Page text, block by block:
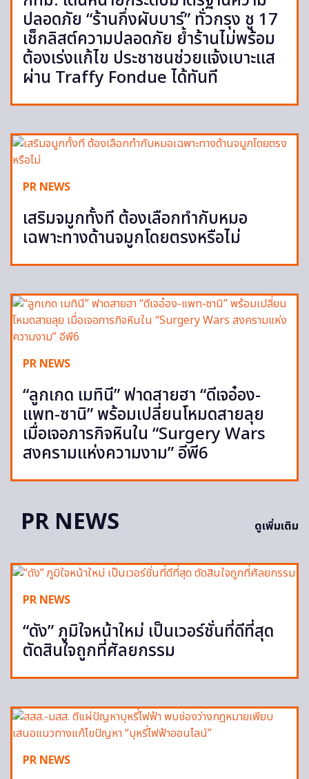
ปลอดภัย “ร้านกึ่งผับบาร์” ทั่วกรุง ชู 17
เช็กลิสต์ความปลอดภัย ย้ำร้านไม่พร้อม
ต้องเร่งแก้ไข ประชาชนช่วยแจ้งเบาะแส
ผ่าน Traffy Fondue ได้ทันที
PR NEWS
เสริมจมูกทั้งที ต้องเลือกทำกับหมอ
เฉพาะทางด้านจมูกโดยตรงหรือไม่
PR NEWS
“ลูกเกด เมทินี” ฟาดสายฮา “ดีเจอ๋อง-
แพท-ซานิ” พร้อมเปลี่ยนโหมดสายลุย
เมื่อเจอภารกิจหินใน “Surgery Wars
สงครามแห่งความงาม” อีพี6
PR NEWS ดูเพิ่มเติม
PR NEWS
“ดัง” ภูมิใจหน้าใหม่ เป็นเวอร์ชั่นที่ดีที่สุด
ตัดสินใจถูกที่ศัลยกรรม
PR NEWS